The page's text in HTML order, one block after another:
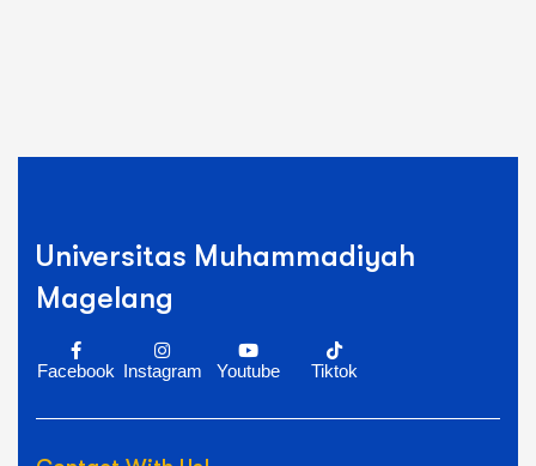
Universitas Muhammadiyah
Magelang
Facebook Instagram Youtube Tiktok